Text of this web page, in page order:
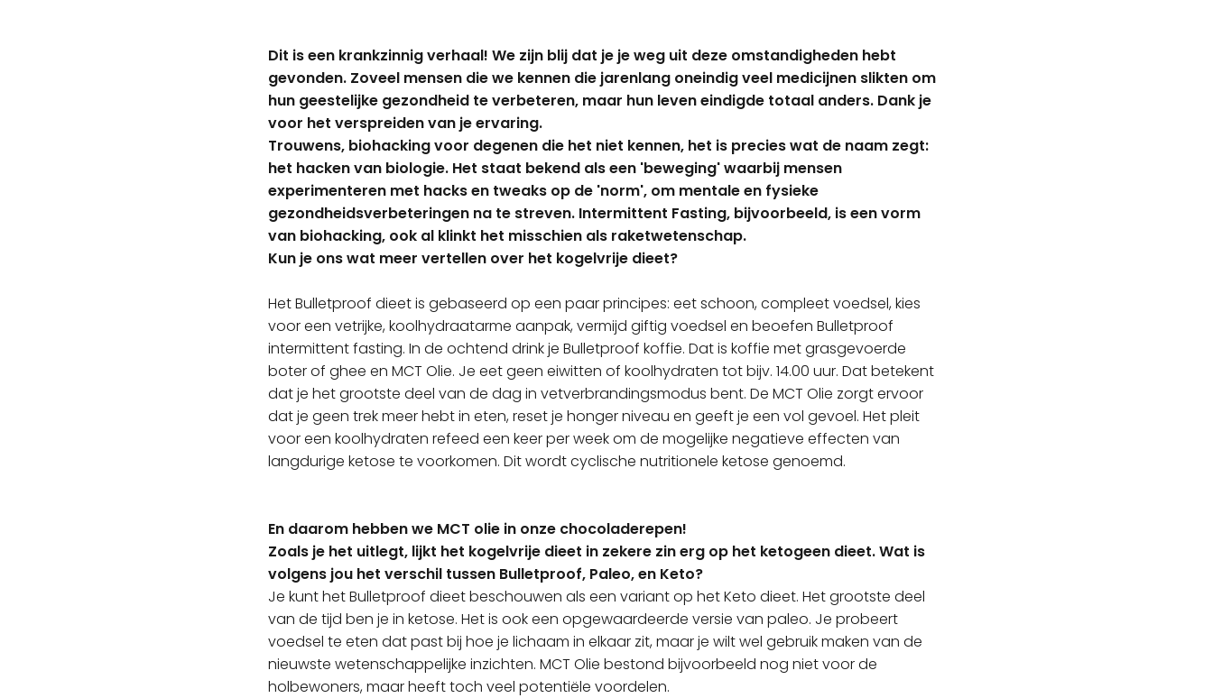
Dit is een krankzinnig verhaal! We zijn blij dat je je weg uit deze omstandigheden hebt
gevonden. Zoveel mensen die we kennen die jarenlang oneindig veel medicijnen slikten om
hun geestelijke gezondheid te verbeteren, maar hun leven eindigde totaal anders. Dank je
voor het verspreiden van je ervaring.
Trouwens, biohacking voor degenen die het niet kennen, het is precies wat de naam zegt:
het hacken van biologie. Het staat bekend als een 'beweging' waarbij mensen
experimenteren met hacks en tweaks op de 'norm', om mentale en fysieke
gezondheidsverbeteringen na te streven. Intermittent Fasting, bijvoorbeeld, is een vorm
van biohacking, ook al klinkt het misschien als raketwetenschap.
Kun je ons wat meer vertellen over het kogelvrije dieet?
Het Bulletproof dieet is gebaseerd op een paar principes: eet schoon, compleet voedsel, kies
voor een vetrijke, koolhydraatarme aanpak, vermijd giftig voedsel en beoefen Bulletproof
intermittent fasting. In de ochtend drink je Bulletproof koffie. Dat is koffie met grasgevoerde
boter of ghee en MCT Olie. Je eet geen eiwitten of koolhydraten tot bijv. 14.00 uur. Dat betekent
dat je het grootste deel van de dag in vetverbrandingsmodus bent. De MCT Olie zorgt ervoor
dat je geen trek meer hebt in eten, reset je honger niveau en geeft je een vol gevoel. Het pleit
voor een koolhydraten refeed een keer per week om de mogelijke negatieve effecten van
langdurige ketose te voorkomen. Dit wordt cyclische nutritionele ketose genoemd.
En daarom hebben we MCT olie in onze chocoladerepen!
Zoals je het uitlegt, lijkt het kogelvrije dieet in zekere zin erg op het ketogeen dieet. Wat is
volgens jou het verschil tussen Bulletproof, Paleo, en Keto?
Je kunt het Bulletproof dieet beschouwen als een variant op het Keto dieet. Het grootste deel
van de tijd ben je in ketose. Het is ook een opgewaardeerde versie van paleo. Je probeert
voedsel te eten dat past bij hoe je lichaam in elkaar zit, maar je wilt wel gebruik maken van de
nieuwste wetenschappelijke inzichten. MCT Olie bestond bijvoorbeeld nog niet voor de
holbewoners, maar heeft toch veel potentiële voordelen.